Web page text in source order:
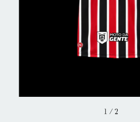
1 / 2